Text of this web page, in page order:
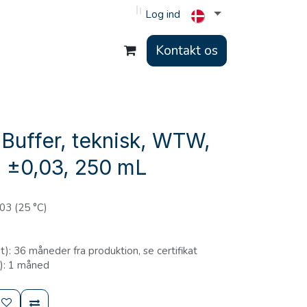
Log ind
Kontakt os
teknisk, WTW,
±0,03, 250 mL
(25 °C)
36 måneder fra produktion, se certifikat
1 måned